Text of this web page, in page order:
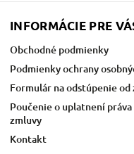
INFORMÁCIE PRE
Obchodné podmienky
Podmienky ochrany
Formulár na odstúpenie od
Poučenie o uplatnení
zmluvy
Kontakt